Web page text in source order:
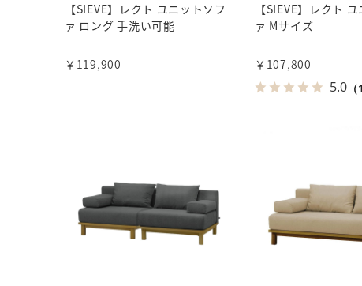
【SIEVE】レクト ユニットソフ
ァ ロング 手洗い可能
￥119,900
【SIEVE】レクト
ァ Mサイズ
￥107,800
5.0